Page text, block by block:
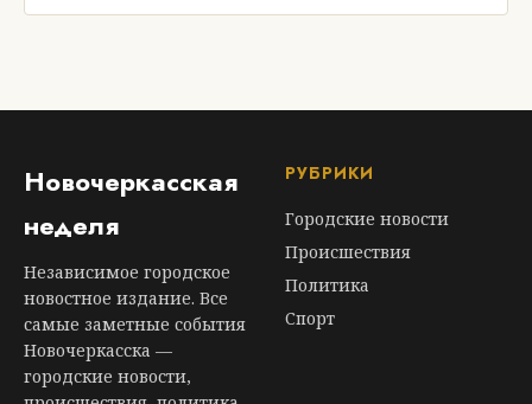
Новочеркасская
неделя
Независимое городское
новостное издание. Все
самые заметные события
Новочеркасска —
городские новости,
РУБРИКИ
Городские новости
Происшествия
Политика
Спорт